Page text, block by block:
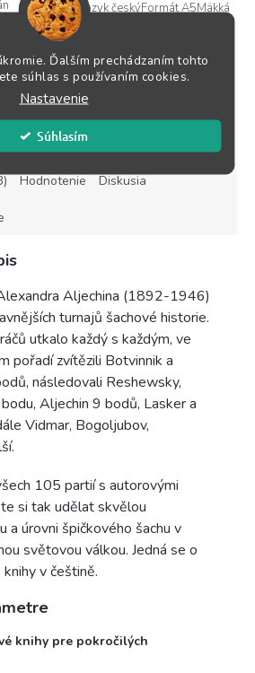
Ďalším prechádzaním tohto
súhlas s používaním cookies.
Nastavenie
Súhlasím
hviezdičiek.
96Jazyk českýFormát A5Mäkká
väzba ✅ Doručenie zvyčajne...
SÚVISIACE PRODUKTY
Hodnotenie Diskusia
Aljechina (1892-1946)
turnajů šachové historie.
utkalo každý s každým, ve
pořadí zvítězili Botvinnik a
následovali Reshewsky,
Aljechin 9 bodů, Lasker a
Vidmar, Bogoljubov,
105 partií s autorovými
si tak udělat skvělou
a úrovni špičkového šachu v
světovou válkou. Jedná se o
v češtině.
knihy pre pokročilých